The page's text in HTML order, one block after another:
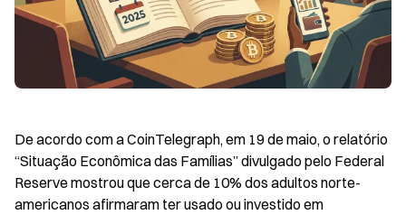
De acordo com a CoinTelegraph, em 19 de maio, o relatório
“Situação Econômica das Famílias” divulgado pelo Federal
Reserve mostrou que cerca de 10% dos adultos norte-
americanos afirmaram ter usado ou investido em